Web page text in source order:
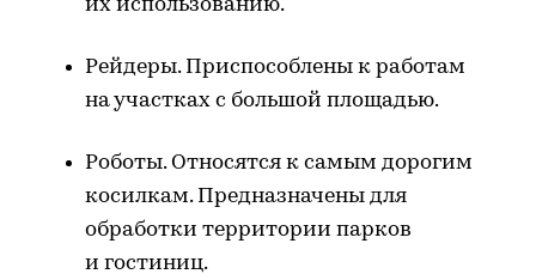
их использованию.
Рейдеры. Приспособлены к работам
на участках с большой площадью.
Роботы. Относятся к самым дорогим
косилкам. Предназначены для
обработки территории парков
и гостиниц.